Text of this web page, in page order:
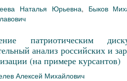
Наталья Юрьевна, Быков
патриотическим
анализ российских и
(на примере курсантов)
Алексей Михайлович